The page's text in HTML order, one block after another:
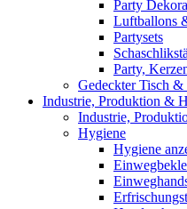
Party
Luftballons
Partysets
Party,
Gedeckter Tisch &
Industrie, Produktion &
Industrie,
Hygiene
Hygiene